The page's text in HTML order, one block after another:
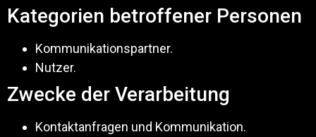
Kategorien betroffener Personen
Kommunikationspartner.
Nutzer.
Zwecke der Verarbeitung
Kontaktanfragen und Kommunikation.